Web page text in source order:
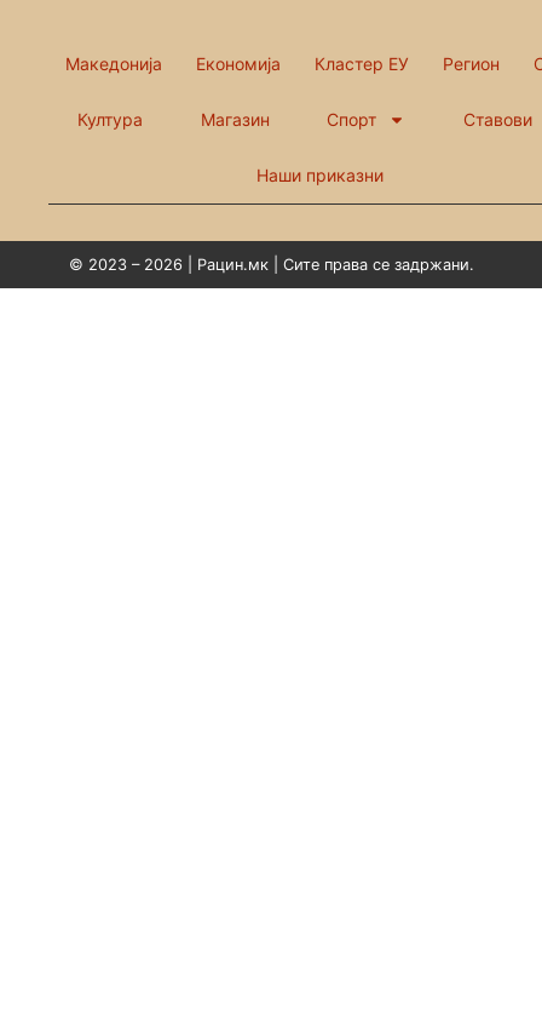
Македонија Економија Кластер ЕУ Регион
Култура Магазин Спорт Ставови
Наши приказни
© 2023 – 2026 | Рацин.мк | Сите права се задржани.